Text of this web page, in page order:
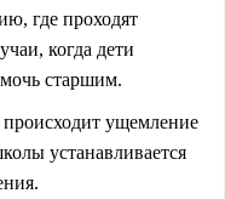
где проходят
когда дети
старшим.
ущемление
устанавливается